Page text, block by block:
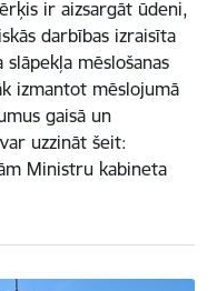
ir aizsargāt ūdeni,
darbības izraisīta
mēslošanas
izmantot mēslojumā
gaisā un
uzzināt šeit:
Ministru kabineta